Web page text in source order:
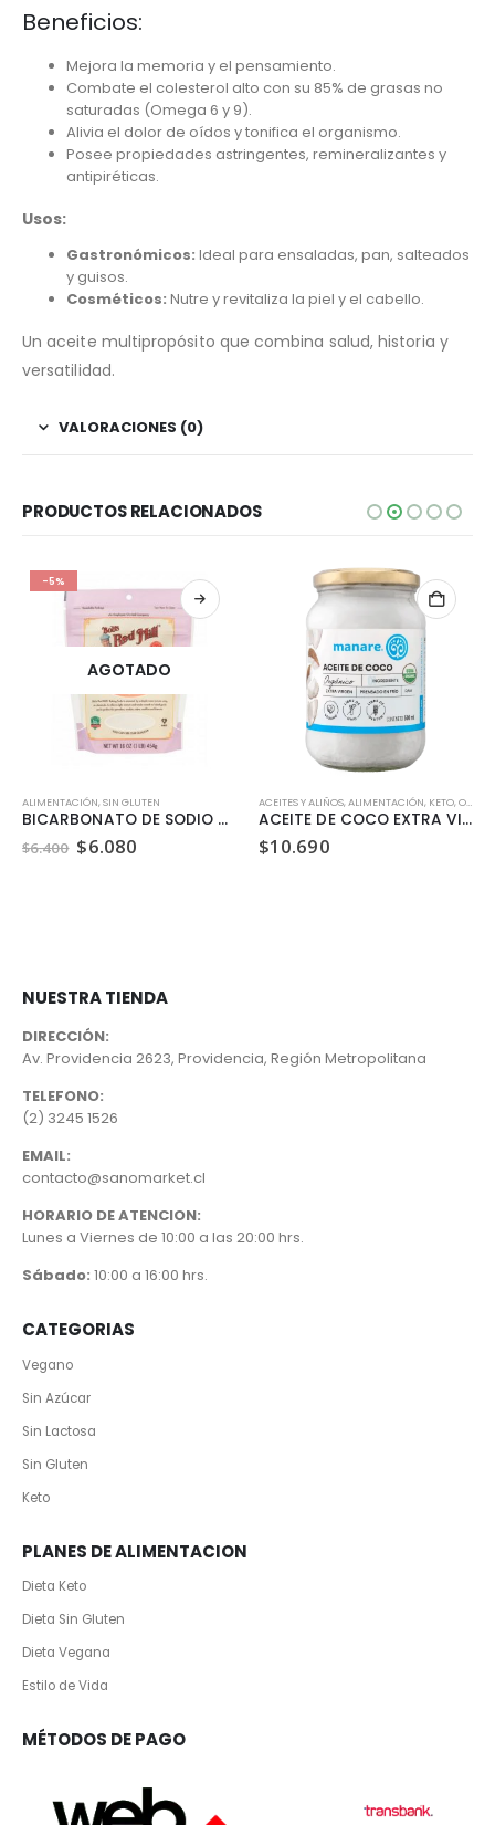
Beneficios:
Mejora la memoria y el pensamiento.
Combate el colesterol alto con su 85% de grasas no
saturadas (Omega 6 y 9).
Alivia el dolor de oídos y tonifica el organismo.
Posee propiedades astringentes, remineralizantes y
antipiréticas.
Usos:
Gastronómicos: Ideal para ensaladas, pan, salteados
y guisos.
Cosméticos: Nutre y revitaliza la piel y el cabello.
Un aceite multipropósito que combina salud, historia y
versatilidad.
VALORACIONES (0)
PRODUCTOS RELACIONADOS
-5%
AGOTADO
ALIMENTACIÓN,SIN GLUTEN
BICARBONATO DE SODIO SIN GLUTEN BOB’S RED MILL 454 GR
$6.400 El
precio
$6.080El
ACEITES Y ALIÑOS,ALIMENTACIÓN, KETO,ORGÁNICO
ACEITE DE COCO EXTRA VIRGEN ORGANICO MANARE 500ML
$10.690
NUESTRA TIENDA
DIRECCIÓN:
Av. Providencia 2623, Providencia, Región Metropolitana
TELEFONO:
(2) 3245 1526
EMAIL:
contacto@sanomarket.cl
HORARIO DE ATENCION:
Lunes a Viernes de 10:00 a las 20:00 hrs.
Sábado: 10:00 a 16:00 hrs.
CATEGORIAS
Vegano
Sin Azúcar
Sin Lactosa
Sin Gluten
Keto
PLANES DE ALIMENTACION
Dieta Keto
Dieta Sin Gluten
Dieta Vegana
Estilo de Vida
MÉTODOS DE PAGO